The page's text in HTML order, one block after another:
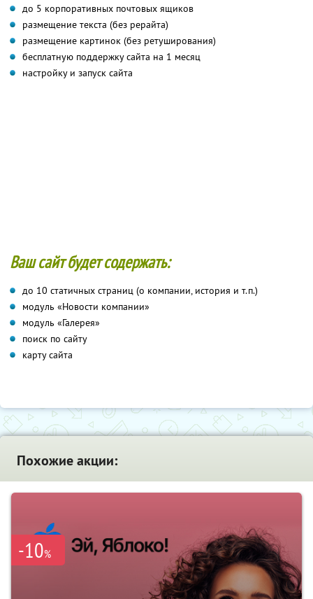
до 5 корпоративных почтовых ящиков
размещение текста (без рерайта)
размещение картинок (без ретуширования)
бесплатную поддержку сайта на 1 месяц
настройку и запуск сайта
Ваш сайт будет содержать:
до 10 статичных страниц (о компании, история и т.п.)
модуль «Новости компании»
модуль «Галерея»
поиск по сайту
карту сайта
Похожие акции:
-10%